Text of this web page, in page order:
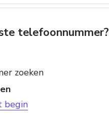
telefoonnummer?
zoeken
begin